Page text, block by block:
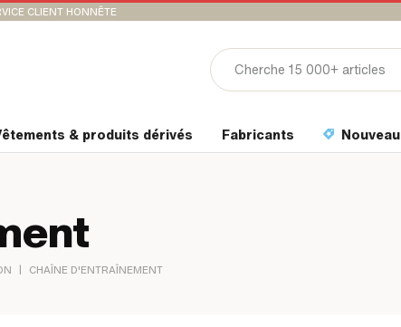
CLIENT HONNÊTE
& produits dérivés Fabricants Nouveau
| CHAÎNE D'ENTRAÎNEMENT